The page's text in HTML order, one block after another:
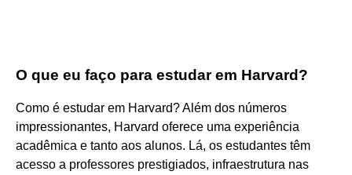
O que eu faço para estudar em Harvard?
Como é estudar em Harvard? Além dos números
impressionantes, Harvard oferece uma experiência
acadêmica e tanto aos alunos. Lá, os estudantes têm
acesso a professores prestigiados, infraestrutura nas